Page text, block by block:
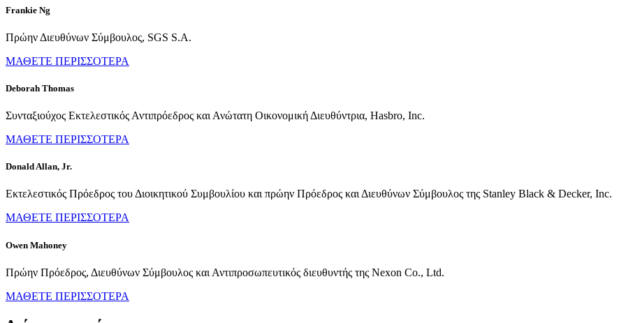
Frankie Ng
Πρώην Διευθύνων Σύμβουλος, SGS S.A.
ΜΑΘΕΤΕ ΠΕΡΙΣΣΟΤΕΡΑ
Deborah Thomas
Συνταξιούχος Εκτελεστικός Αντιπρόεδρος και Ανώτατη Οικονομική Διευθύντρια, Hasbro, Inc.
ΜΑΘΕΤΕ ΠΕΡΙΣΣΟΤΕΡΑ
Donald Allan, Jr.
Εκτελεστικός Πρόεδρος του Διοικητικού Συμβουλίου και πρώην Πρόεδρος και Διευθύνων Σύμβουλος της Stanley Black & Decker, Inc.
ΜΑΘΕΤΕ ΠΕΡΙΣΣΟΤΕΡΑ
Owen Mahoney
Πρώην Πρόεδρος, Διευθύνων Σύμβουλος και Αντιπροσωπευτικός διευθυντής της Nexon Co., Ltd.
ΜΑΘΕΤΕ ΠΕΡΙΣΣΟΤΕΡΑ